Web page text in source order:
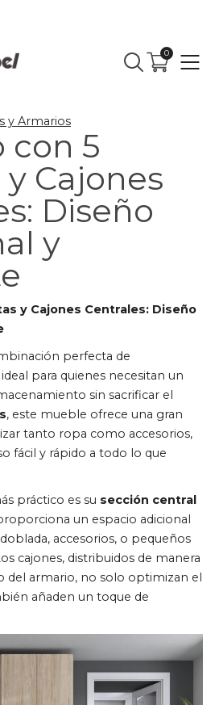
0
y Armarios
con 5
Cajones
Diseño
y
y Cajones Centrales: Diseño
perfecta de
para quienes necesitan un
sin sacrificar el
, este mueble ofrece una gran
tanto ropa como accesorios,
fácil y rápido a todo lo que
práctico es su sección central
un espacio adicional
accesorios, o pequeños
cajones, distribuidos de manera
del armario, no solo optimizan el
añaden un toque de